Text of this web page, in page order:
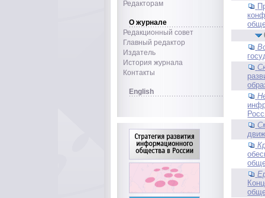
Редакторам
О журнале
Редакционный совет
Главный редактор
Издатель
История журнала
Контакты
English